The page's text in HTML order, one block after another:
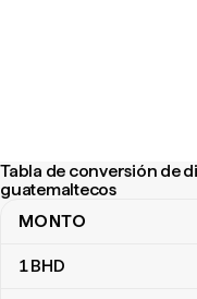
Tabla de conversión de
guatemaltecos
Tabla de conversión de
MONTO
1BHD